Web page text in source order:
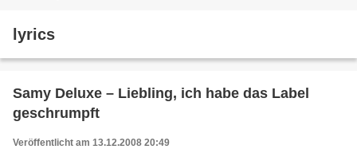
lyrics
Samy Deluxe – Liebling, ich habe das Label
geschrumpft
Veröffentlicht am 13.12.2008 20:49